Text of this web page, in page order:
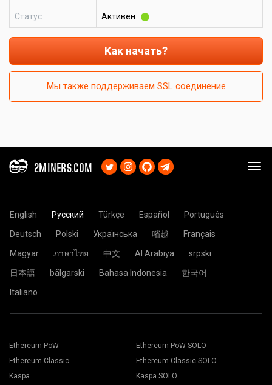
Статус Активен
Как начать?
Мы также поддерживаем SSL соединение
2MINERS.COM
English Русский Türkçe Español
Português
Deutsch
Polski Українська 㗂越
Français
Magyar
ภาษาไทย 中文 Al Arabiya
srpski
日本語
bãlgarski Bahasa Indonesia
한국어
Italiano
Ethereum PoW
Ethereum Classic
Kaspa
Ethereum PoW SOLO
Ethereum Classic SOLO
Kaspa SOLO